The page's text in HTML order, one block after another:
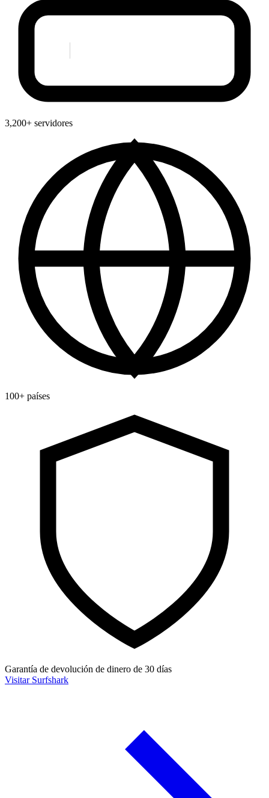
3,200+ servidores
100+ países
Garantía de devolución de dinero de 30 días
Visitar Surfshark